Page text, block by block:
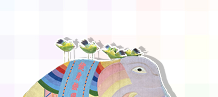
生」得免費報名
際口語大賽全球
未報名者視同棄